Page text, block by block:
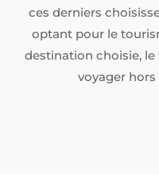
ces derniers
optant pour le
destination choisie,
voyager